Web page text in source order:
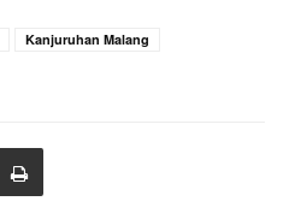
Kanjuruhan Malang